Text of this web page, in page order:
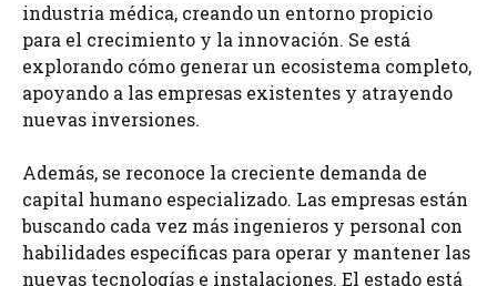
industria médica, creando un entorno propicio
para el crecimiento y la innovación. Se está
explorando cómo generar un ecosistema completo,
apoyando a las empresas existentes y atrayendo
nuevas inversiones.
Además, se reconoce la creciente demanda de
capital humano especializado. Las empresas están
buscando cada vez más ingenieros y personal con
habilidades específicas para operar y mantener las
nuevas tecnologías e instalaciones. El estado está